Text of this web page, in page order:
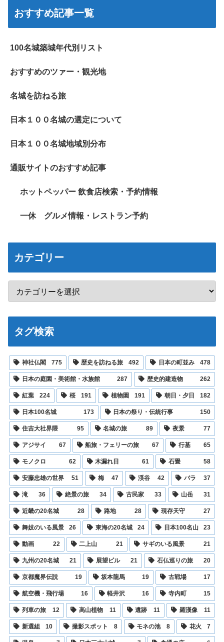
おすすめ記事一覧
100名城築城年代別リスト
おすすめのツァー・観光地
名城を訪ねる旅
日本１００名城の選定について
日本１００名城地域別分布
通販サイトのおすすめ記事
ホットペッパー 飲食店検索・予約情報
一休 グルメ情報・レストラン予約
カテゴリー
タグ検索
神社仏閣 775 歴史を訪ねる旅 492 日本の町並み 478
日本の庭園・美術館・水族館 287 歴史的建造物 262
紅葉 224 桜 191 植物園 191 朝日・夕日 182
日本100名城 173 日本の祭り・伝統行事 150
住吉大社界隈 95 名城の旅 89 夜景 77
アジサイ 67 船旅・フェリーの旅 67 行基 65
モノクロ 62 木漏れ日 61 石畳 58
安藤忠雄の世界 51 梅 47 渓谷 42 バラ 37
滝 36 絶景の旅 34 古民家 33 山岳 31
近畿の20名城 28 路地 28 現存天守 27
舞妓のいる風景 26 東海の20名城 24 日本100名山 23
動画 22 二上山 21 サギのいる風景 21
九州の20名城 21 展望ビル 21 石仏巡りの旅 20
京都魔界伝説 19 坂本龍馬 19 古戦場 17
航空機・飛行場 16 軽井沢 16 寺内町 15
列車の旅 12 高山植物 11 遺跡 11 羅漢像 11
新選組 10 撮影スポット 8 モネの池 8 花火 7